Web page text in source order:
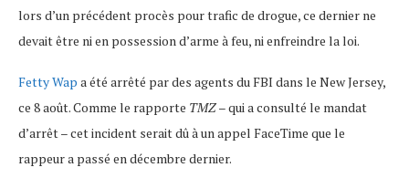
lors d’un précédent procès pour trafic de drogue, ce dernier ne
devait être ni en possession d’arme à feu, ni enfreindre la loi.
Fetty Wap a été arrêté par des agents du FBI dans le New Jersey,
ce 8 août. Comme le rapporte TMZ– qui a consulté le mandat
d’arrêt – cet incident serait dû à un appel FaceTime que le
rappeur a passé en décembre dernier.